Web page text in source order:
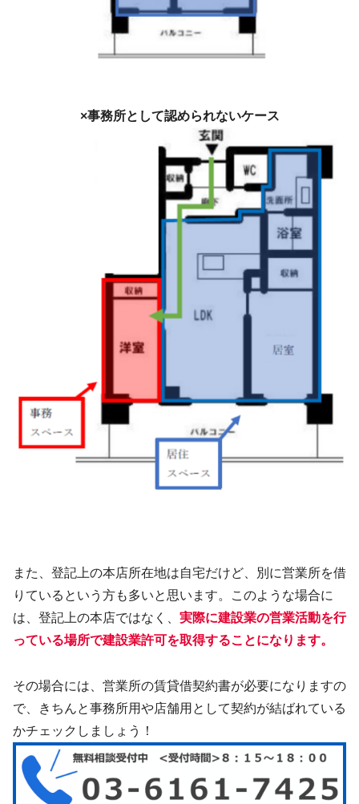
×事務所として認められないケース
また、登記上の本店所在地は自宅だけど、別に営業所を借
りているという方も多いと思います。このような場合に
は、登記上の本店ではなく、 実際に建設業の営業活動を行
っている場所で建設業許可を取得することになります。
その場合には、営業所の賃貸借契約書が必要になりますの
で、きちんと事務所用や店舗用として契約が結ばれている
かチェックしましょう！